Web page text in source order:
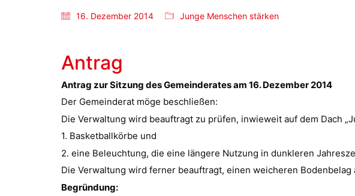
16. Dezember 2014 Junge Menschen stärken
Antrag
Antrag zur Sitzung des Gemeinderates am 16. Dezember 2014
Der Gemeinderat möge beschließen:
Die Verwaltung wird beauftragt zu prüfen, inwieweit auf dem Dach
1. Basketballkörbe und
2. eine Beleuchtung, die eine längere Nutzung in dunkleren
Die Verwaltung wird ferner beauftragt, einen weicheren
Begründung: